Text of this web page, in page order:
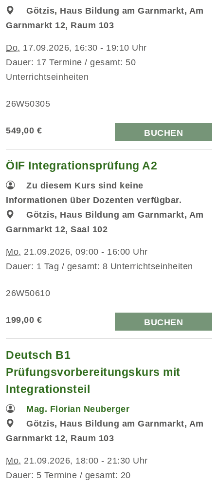
Götzis, Haus Bildung am Garnmarkt, Am
Garnmarkt 12, Raum 103
Do. 17.09.2026, 16:30 - 19:10 Uhr
Dauer: 17 Termine / gesamt: 50
Unterrichtseinheiten
26W50305
549,00 € BUCHEN
ÖIF Integrationsprüfung A2
Zu diesem Kurs sind keine
Informationen über Dozenten verfügbar.
Götzis, Haus Bildung am Garnmarkt, Am
Garnmarkt 12, Saal 102
Mo. 21.09.2026, 09:00 - 16:00 Uhr
Dauer: 1 Tag / gesamt: 8 Unterrichtseinheiten
26W50610
199,00 € BUCHEN
Deutsch B1
Prüfungsvorbereitungskurs mit
Integrationsteil
Mag. Florian Neuberger
Götzis, Haus Bildung am Garnmarkt, Am
Garnmarkt 12, Raum 103
Mo. 21.09.2026, 18:00 - 21:30 Uhr
Dauer: 5 Termine / gesamt: 20